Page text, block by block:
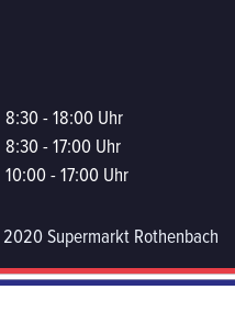
8:30 - 18:00 Uhr
8:30 - 17:00 Uhr
10:00 - 17:00 Uhr
Supermarkt Rothenbach